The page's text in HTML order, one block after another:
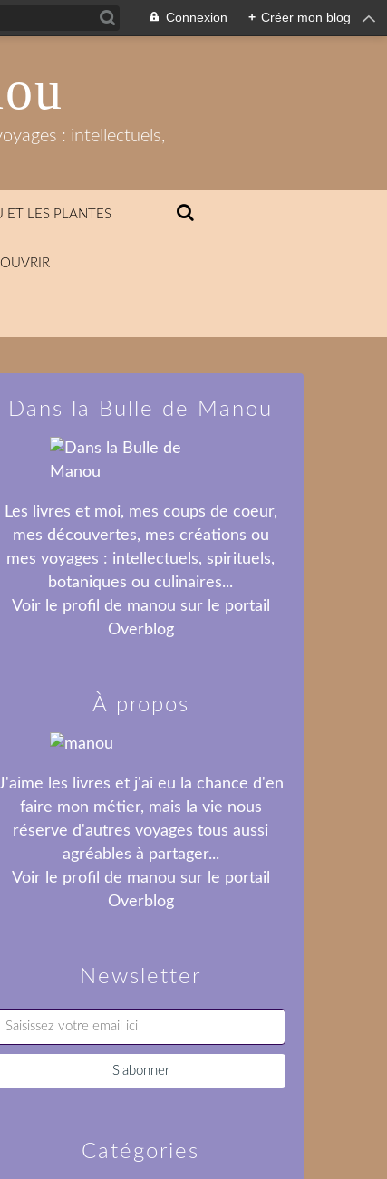
Connexion + Créer mon blog
: intellectuels,
ET LES PLANTES
Newsletter
Catégories
Dans la Bulle de Manou
Les livres et moi, mes coups de coeur,
mes découvertes, mes créations ou
mes voyages : intellectuels, spirituels,
botaniques ou culinaires...
Voir le profil de manou sur le portail
Overblog
À propos
les livres et j'ai eu la chance d'en
faire mon métier, mais la vie nous
réserve d'autres voyages tous aussi
agréables à partager...
Voir le profil de manou sur le portail
Overblog